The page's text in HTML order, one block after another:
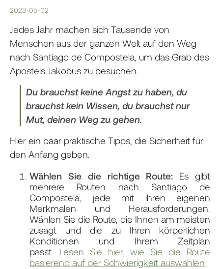
2023-05-02
Jedes Jahr machen sich Tausende von
Menschen aus der ganzen Welt auf den Weg
nach Santiago de Compostela, um das Grab des
Apostels Jakobus zu besuchen.
Du brauchst keine Angst zu haben, du
brauchst kein Wissen, du brauchst nur
Mut, deinen Weg zu gehen.
Hier ein paar praktische Tipps, die Sicherheit für
den Anfang geben.
Wählen Sie die richtige Route: Es gibt
mehrere Routen nach Santiago de
Compostela, jede mit ihren eigenen
Merkmalen und Herausforderungen.
Wählen Sie die Route, die Ihnen am meisten
zusagt und die zu Ihren körperlichen
Konditionen und Ihrem Zeitplan
passt. Lesen Sie hier, wie Sie die Route
basierend auf der Schwierigkeit auswählen